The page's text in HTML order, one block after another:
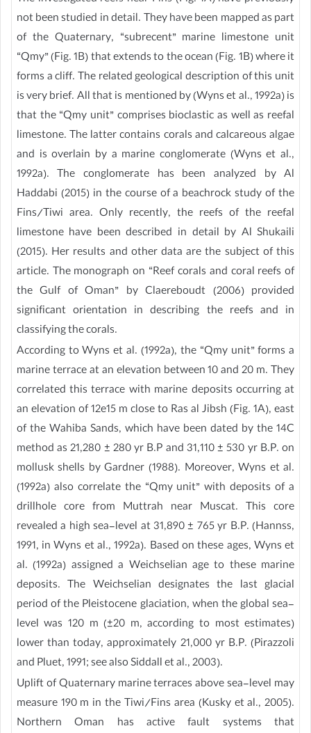
not been studied in detail. They have been mapped as part
of the Quaternary, “subrecent” marine limestone unit
“Qmy” (Fig. 1B) that extends to the ocean (Fig. 1B) where it
forms a cliff. The related geological description of this unit
is very brief. All that is mentioned by (Wyns et al., 1992a) is
that the “Qmy unit” comprises bioclastic as well as reefal
limestone. The latter contains corals and calcareous algae
and is overlain by a marine conglomerate (Wyns et al.,
1992a). The conglomerate has been analyzed by Al
Haddabi (2015) in the course of a beachrock study of the
Fins/Tiwi area. Only recently, the reefs of the reefal
limestone have been described in detail by Al Shukaili
(2015). Her results and other data are the subject of this
article. The monograph on “Reef corals and coral reefs of
the Gulf of Oman” by Claereboudt (2006) provided
significant orientation in describing the reefs and in
classifying the corals.
According to Wyns et al. (1992a), the “Qmy unit” forms a
marine terrace at an elevation between 10 and 20 m. They
correlated this terrace with marine deposits occurring at
an elevation of 12e15 m close to Ras al Jibsh (Fig. 1A), east
of the Wahiba Sands, which have been dated by the 14C
method as 21,280 ± 280 yr B.P and 31,110 ± 530 yr B.P. on
mollusk shells by Gardner (1988). Moreover, Wyns et al.
(1992a) also correlate the “Qmy unit” with deposits of a
drillhole core from Muttrah near Muscat. This core
revealed a high sea-level at 31,890 ± 765 yr B.P. (Hannss,
1991, in Wyns et al., 1992a). Based on these ages, Wyns et
al. (1992a) assigned a Weichselian age to these marine
deposits. The Weichselian designates the last glacial
period of the Pleistocene glaciation, when the global sea-
level was 120 m (±20 m, according to most estimates)
lower than today, approximately 21,000 yr B.P. (Pirazzoli
and Pluet, 1991; see also Siddall et al., 2003).
Uplift of Quaternary marine terraces above sea-level may
measure 190 m in the Tiwi/Fins area (Kusky et al., 2005).
Northern Oman has active fault systems that